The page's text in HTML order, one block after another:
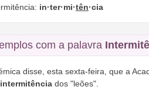
in·ter·mi·tên·cia
com a palavra
disse, esta sexta-feira, que a
intermitência dos "leões".